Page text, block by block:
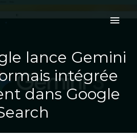
lance Gemini
intégrée
dans Google